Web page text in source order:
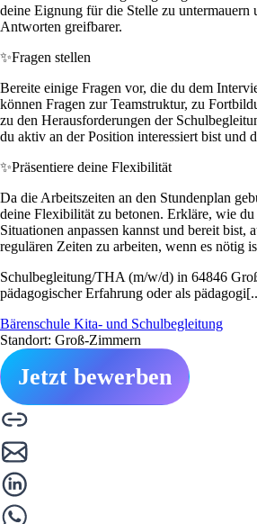
deine Eignung für die Stelle zu untermauern
Antworten greifbarer.
✨Fragen stellen
Bereite einige Fragen vor, die du dem
können Fragen zur Teamstruktur, zu
zu den Herausforderungen der
du aktiv an der Position interessiert bist und
✨Präsentiere deine Flexibilität
Da die Arbeitszeiten an den Stundenplan
deine Flexibilität zu betonen. Erkläre, wie du
Situationen anpassen kannst und bereit bist,
regulären Zeiten zu arbeiten, wenn es nötig
Schulbegleitung/THA (m/w/d) in 64846
pädagogischer Erfahrung oder als
Bärenschule Kita- und Schulbegleitung
Standort: Groß-Zimmern
Jetzt bewerben